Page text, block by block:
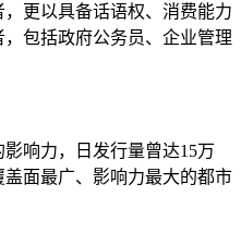
更以具备话语权、消费能力
包括政府公务员、企业管理
响力，日发行量曾达15万
面最广、影响力最大的都市